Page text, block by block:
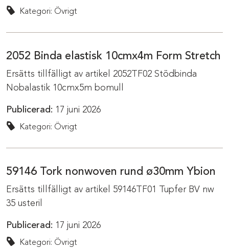
Kategori: Övrigt
2052 Binda elastisk 10cmx4m Form Stretch
Ersätts tillfälligt av artikel 2052TF02 Stödbinda
Nobalastik 10cmx5m bomull
Publicerad: 17 juni 2026
Kategori: Övrigt
59146 Tork nonwoven rund ø30mm Ybion
Ersätts tillfälligt av artikel 59146TF01 Tupfer BV nw
35 usteril
Publicerad: 17 juni 2026
Kategori: Övrigt